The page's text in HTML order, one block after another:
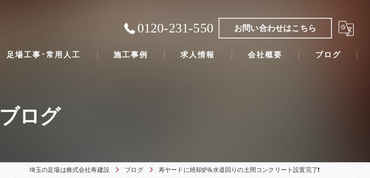
0120-231-550 お問い合わせはこちら
足場工事･常用人工 施工事例 求人情報 会社概要 ブログ
ブログ
埼玉の足場は株式会社寿建設 ブログ 寿ヤードに焼却炉&水道回りの土間コンクリート設置完了❗